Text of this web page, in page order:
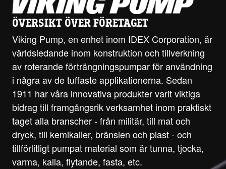
ÖVERSIKT ÖVER FÖRETAGET
Viking Pump, en enhet inom IDEX Corporation, är
världsledande inom konstruktion och tillverkning
av roterande förträngningspumpar för användning
i några av de tuffaste applikationerna. Sedan
1911 har våra innovativa produkter varit viktiga
bidrag till framgångsrik verksamhet inom praktiskt
taget alla branscher - från militär, till mat och
dryck, till kemikalier, bränslen och plast - och
tillförlitligt pumpat material som är tunna, tjocka,
varma, kalla, flytande, fasta, etc.